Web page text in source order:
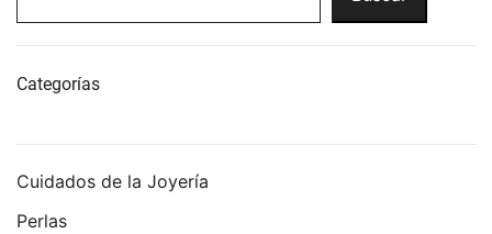
Categorías
Cuidados de la Joyería
Perlas